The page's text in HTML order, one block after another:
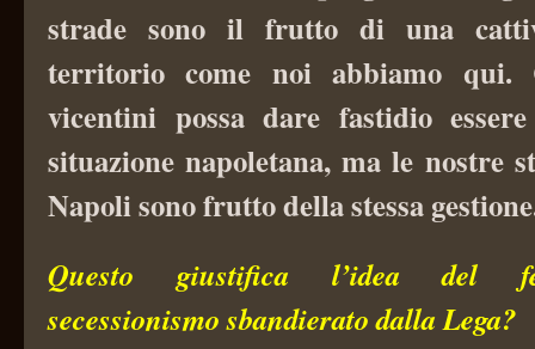
strade sono il frutto di una
territorio come noi abbiamo qui.
vicentini possa dare fastidio
situazione napoletana, ma le nostre
Napoli sono frutto della stessa
Questo giustifica l’idea del
secessionismo sbandierato dalla Lega?